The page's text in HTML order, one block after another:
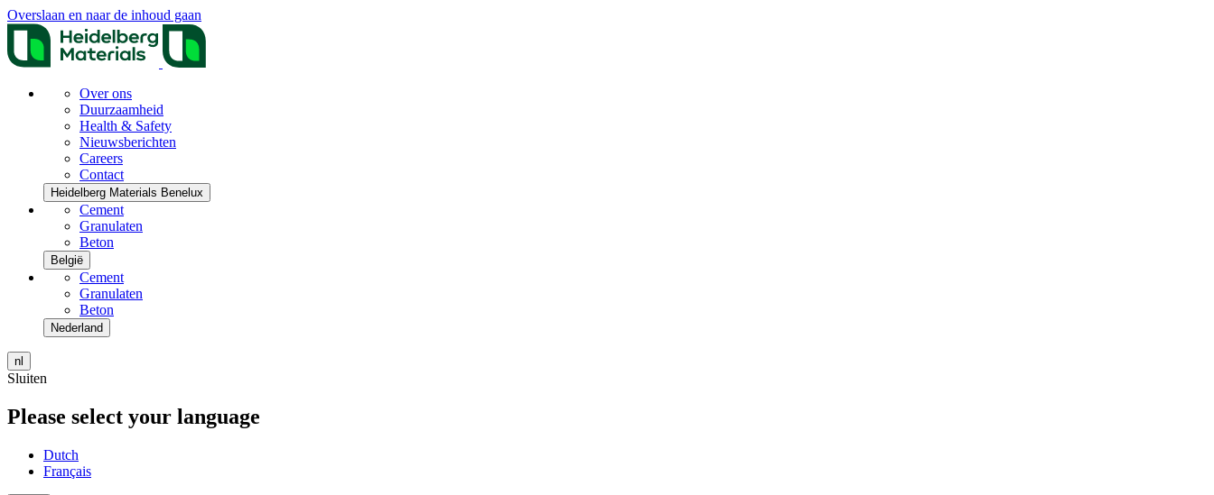
Overslaan en naar de inhoud gaan
Over ons
Duurzaamheid
Health & Safety
Nieuwsberichten
Careers
Contact
Heidelberg Materials Benelux
Cement
Granulaten
Beton
België
Cement
Granulaten
Beton
Nederland
nl
Sluiten
Please select your language
Dutch
Français